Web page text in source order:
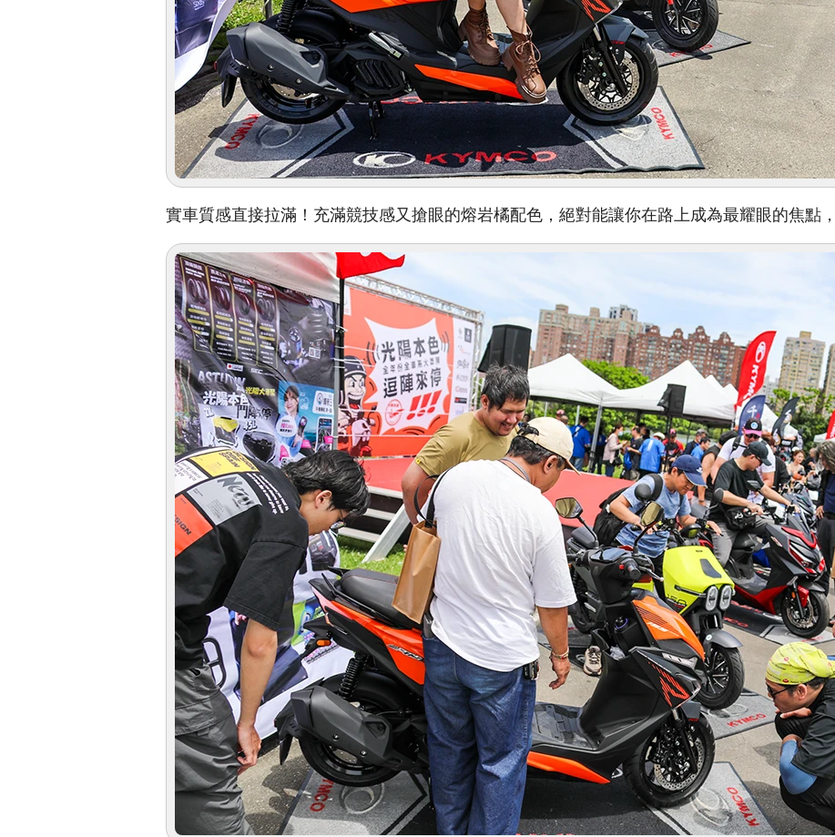
實車質感直接拉滿！充滿競技感又搶眼的熔岩橘配色，絕對能讓你在路上成為最耀眼的焦點